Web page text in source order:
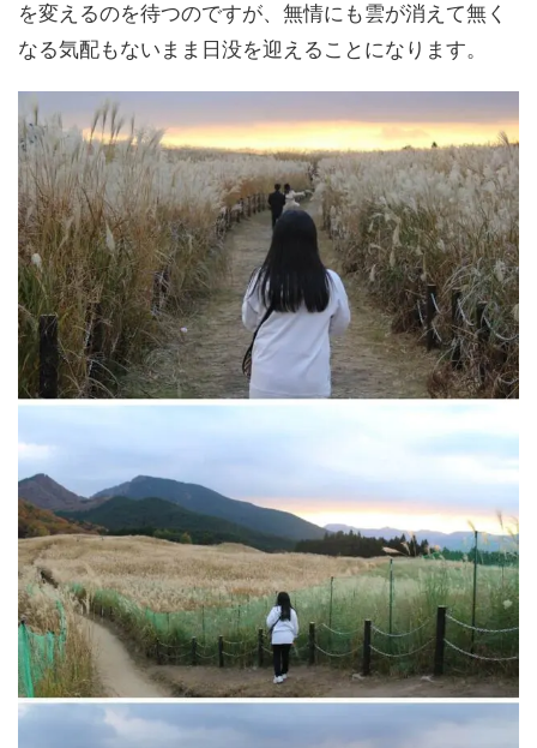
を変えるのを待つのですが、無情にも雲が消えて無く
なる気配もないまま日没を迎えることになります。